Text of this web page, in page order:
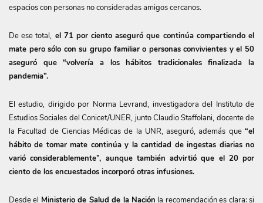
espacios con personas no consideradas amigos cercanos.
De ese total, el 71 por ciento aseguró que continúa compartiendo el
mate pero sólo con su grupo familiar o personas convivientes y el 50
aseguró que “volvería a los hábitos tradicionales finalizada la
pandemia”.
El estudio, dirigido por Norma Levrand, investigadora del Instituto de
Estudios Sociales del Conicet/UNER, junto Claudio Staffolani, docente de
la Facultad de Ciencias Médicas de la UNR, aseguró, además que “el
hábito de tomar mate continúa y la cantidad de ingestas diarias no
varió considerablemente”, aunque también advirtió que el 20 por
ciento de los encuestados incorporó otras infusiones.
Desde el Ministerio de Salud de la Nación la recomendación es clara: si